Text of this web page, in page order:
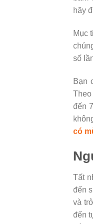
hãy
Mục
số
Bạn
đến
có
Tất
đến
và
đến